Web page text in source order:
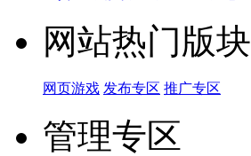
网站热门版块
网页游戏 发布专区 推广专区
管理专区